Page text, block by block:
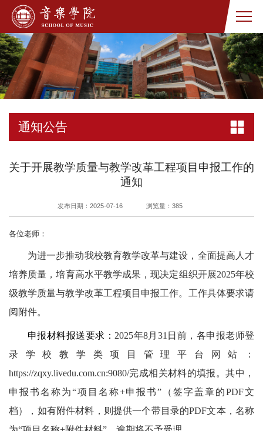
通知公告
关于开展教学质量与教学改革工程项目申报工作的
通知
发布日期：2025-07-16 浏览量： 385
各位老师：
为进一步推动我校教育教学改革与建设，全面提高人才
培养质量，培育高水平教学成果，现决定组织开展2025年校
级教学质量与教学改革工程项目申报工作。 工作具体要求请
阅附件。
申报材料报送要求： 2025年8月31日前，各申报老师登
录学校教学类项目管理平台网站：
https://zqxy.livedu.com.cn:9080/完成相关材料的填报。其中，
申报书名称为“项目名称+申报书”（签字盖章的PDF文
档），如有附件材料，则提供一个带目录的PDF文本，名称